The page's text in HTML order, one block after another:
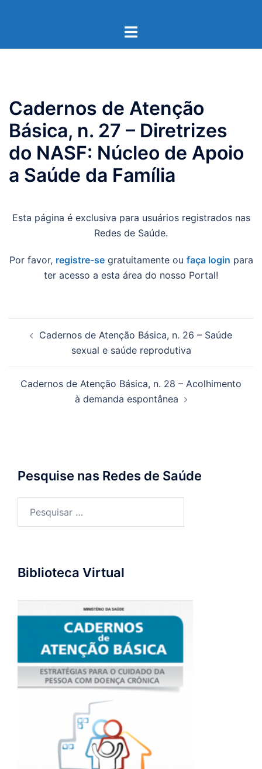
Toggle
Cadernos de Atenção
Básica, n. 27 – Diretrizes
do NASF: Núcleo de Apoio
a Saúde da Família
Esta página é exclusiva para usuários registrados nas
Redes de Saúde.
Por favor, registre-segratuitamente ou faça login para
ter acesso a esta área do nosso Portal!
Cadernos de Atenção Básica, n. 26 – Saúde
sexual e saúde reprodutiva
Cadernos de Atenção Básica, n. 28 – Acolhimento
à demanda espontânea
Pesquise nas Redes de Saúde
Biblioteca Virtual